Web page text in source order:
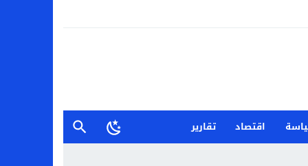
اقتصاد
تقارير